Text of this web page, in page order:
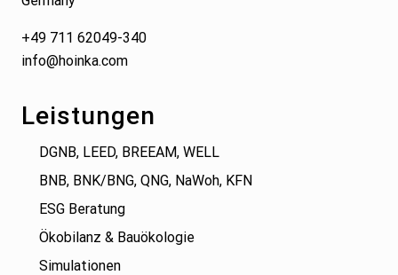
+49 711 62049-340
info@hoinka.com
Leistungen
DGNB, LEED, BREEAM, WELL
BNB, BNK/BNG, QNG, NaWoh, KFN
ESG Beratung
Ökobilanz & Bauökologie
Simulationen